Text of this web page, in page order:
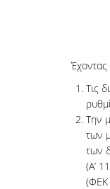
Τις
Την
των
των
(Α’
(ΦΕΚ